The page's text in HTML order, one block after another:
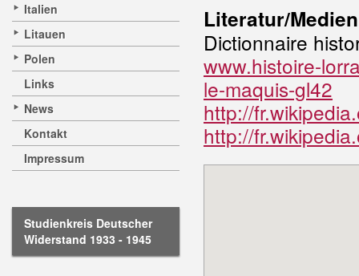
Italien
Litauen
Polen
Links
News
Kontakt
Impressum
Studienkreis Deutscher
Widerstand 1933 - 1945
Literatur/Medien
Dictionnaire
www.histoire-
le-maquis-gl42
http://
http://